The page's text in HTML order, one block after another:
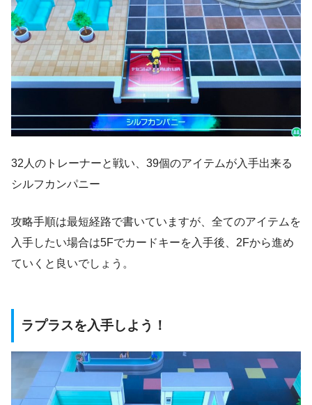
32人のトレーナーと戦い、39個のアイテムが入手出来る
シルフカンパニー
攻略手順は最短経路で書いていますが、全てのアイテムを
入手したい場合は5Fでカードキーを入手後、2Fから進め
ていくと良いでしょう。
ラプラスを入手しよう！